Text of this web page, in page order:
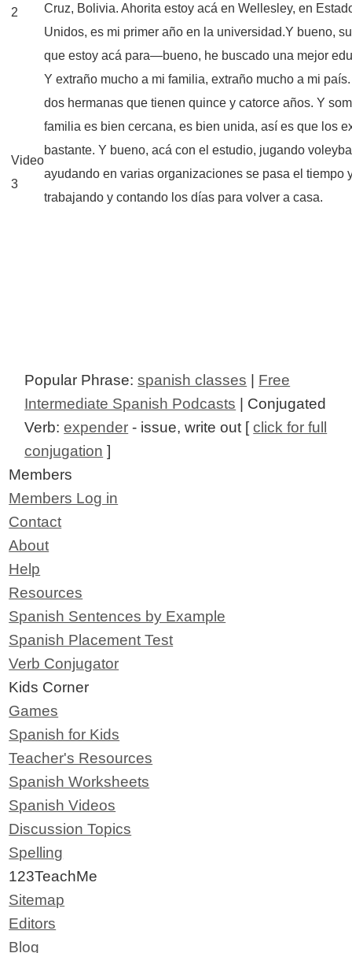
Cruz, Bolivia. Ahorita estoy acá en Wellesley, en
Unidos, es mi primer año en la universidad.Y bueno,
que estoy acá para—bueno, he buscado una mejor
Y extraño mucho a mi familia, extraño mucho a mi
dos hermanas que tienen quince y catorce años. Y
familia es bien cercana, es bien unida, así es que los
bastante. Y bueno, acá con el estudio, jugando
ayudando en varias organizaciones se pasa el tiempo
trabajando y contando los días para volver a casa.
2
Video
3
Popular Phrase:spanish classes | Free
Intermediate Spanish Podcasts | Conjugated
Verb:expender - issue, write out [click for full
conjugation ]
Members
Members Log in
Contact
About
Help
Resources
Spanish Sentences by Example
Spanish Placement Test
Verb Conjugator
Kids Corner
Games
Spanish for Kids
Teacher's Resources
Spanish Worksheets
Spanish Videos
Discussion Topics
Spelling
123TeachMe
Sitemap
Editors
Blog